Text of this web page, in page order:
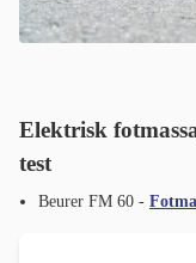
Elektrisk
test
Beurer FM 60 -